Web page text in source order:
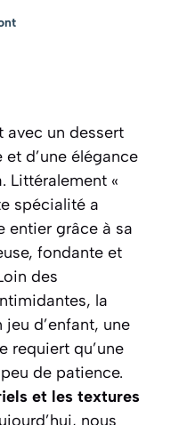
un dessert
d’une élégance
Littéralement «
spécialité a
entier grâce à sa
fondante et
des
la
d’enfant, une
requiert qu’une
de patience.
et les textures
nous